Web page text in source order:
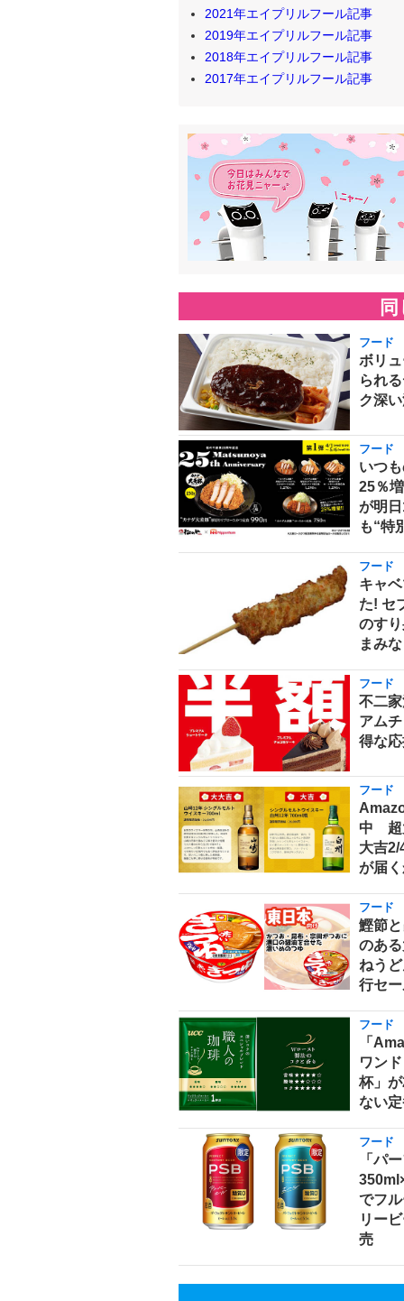
2021年エイプリルフール記事
2019年エイプリルフール記事
2018年エイプリルフール記事
2017年エイプリルフール記事
フード
ボリ
られ
ク深
フード
いつ
25％
が明
も“特
フード
キャ
た! セ
のす
まみ
フード
不二
アム
得な
フード
中 超
大吉2/
が届
フード
鰹節
のあ
ねう
行セ
フード
「
ワン
杯」
ない
フード
「パ
でフ
リー
売